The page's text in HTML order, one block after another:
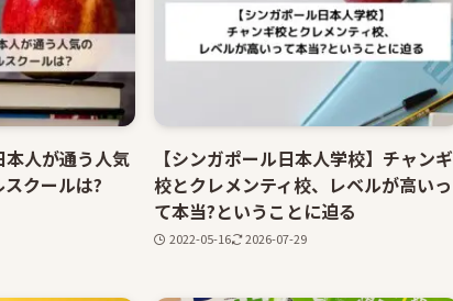
人が通う人気
クールは?
【シンガポール日本人学校】チャンギ
校とクレメンティ校、レベルが高いっ
て本当?ということに迫る
2022-05-16 2026-07-29